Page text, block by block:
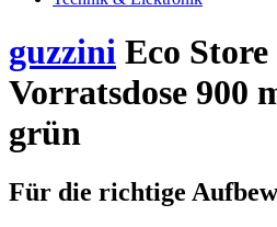
guzzini Eco
Vorratsdose 900
grün
Für die richtige